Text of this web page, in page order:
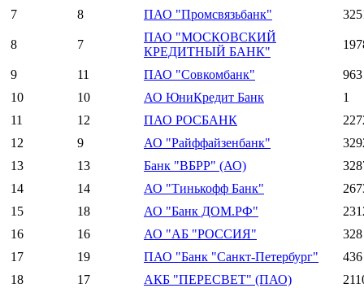
7
8 ПАО "Промсвязьбанк"
8 7
ПАО "МОСКОВСКИЙ
КРЕДИТНЫЙ БАНК"
9 11 ПАО "Совкомбанк"
963
10
10 АО ЮниКредит Банк
1
11
12 ПАО РОСБАНК
12
9 АО "Райффайзенбанк"
13
13 Банк "ВБРР" (АО)
14
14 АО "Тинькофф Банк"
15
18 АО "Банк ДОМ.РФ"
16
16 АО "АБ "РОССИЯ"
328
17
19 ПАО "Банк "Санкт-Петербург"
436
18
17 АКБ "ПЕРЕСВЕТ" (ПАО)